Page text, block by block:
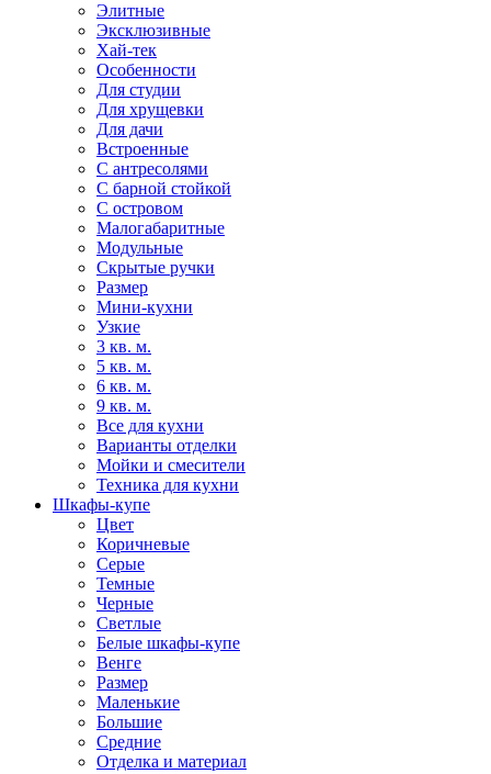
Элитные
Эксклюзивные
Хай-тек
Особенности
Для студии
Для хрущевки
Для дачи
Встроенные
С антресолями
С барной стойкой
С островом
Малогабаритные
Модульные
Скрытые ручки
Размер
Мини-кухни
Узкие
3 кв. м.
5 кв. м.
6 кв. м.
9 кв. м.
Все для кухни
Варианты отделки
Мойки и смесители
Техника для кухни
Шкафы-купе
Цвет
Коричневые
Серые
Темные
Черные
Светлые
Белые шкафы-купе
Венге
Размер
Маленькие
Большие
Средние
Отделка и материал